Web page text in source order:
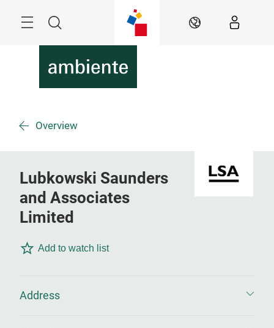
Suche DE
Overview
Lubkowski Saunders
and Associates
Limited
Add to watch list
Address